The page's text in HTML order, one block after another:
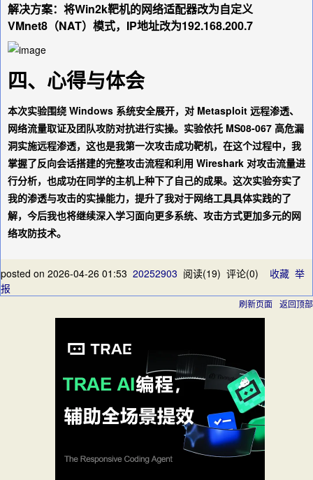
解决方案：将Win2k靶机的网络适配器改为自定义
VMnet8（NAT）模式，IP地址改为192.168.200.7
四、心得与体会
本次实验围绕 Windows 系统安全展开，对 Metasploit 远程渗透、
网络流量取证及团队攻防对抗进行实操。实验依托 MS08-067 高危漏
洞实施远程渗透，这也是我第一次攻击成功靶机，在这个过程中，我
掌握了反向会话搭建的完整攻击流程和利用 Wireshark 对攻击流量进
行分析，也成功在同学的主机上种下了自己的成果。这次实验夯实了
我的渗透与攻击的实操能力，提升了我对于网络工具具体实践的了
解，今后我也将继续深入学习面向更多系统、攻击方式更加多元的网
络攻防技术。
posted on 2026-04-26 01:53 20252903 阅读(19) 评论(0) 收藏 举
报
刷新页面 返回顶部